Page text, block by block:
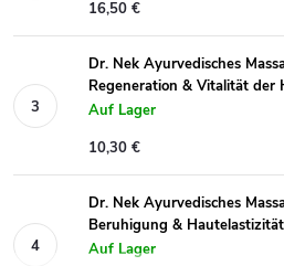
16,50 €
Dr. Nek Ayurvedisches
Regeneration & Vitalität der
Auf Lager
10,30 €
Dr. Nek Ayurvedisches
Beruhigung & Hautelastizität
Auf Lager